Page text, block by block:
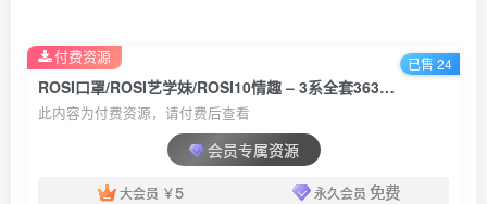
[ROSI写真]口罩系列 2026.04.26 NO.3605 [100P241MB]
[ROSI写真]口罩系列 2026.04.25 NO.3604 [127P308MB]
[ROSI写真]口罩系列 2026.04.24 NO.3603 [106P330MB]
[ROSI写真]口罩系列 2026.04.23 NO.3602 [80P180MB]
[ROSI写真]口罩系列 2026.04.22 NO.3601 [77P208MB]
ROSI口罩/ROSI艺学妹/ROSI10情趣 – 3系全套3630+252+53套[154.4G-2026.08持续更新]
此内容为付费资源，请付费后查看
会员专属资源
大会员 ￥5 永久会员 免费
付费资源 已售 24